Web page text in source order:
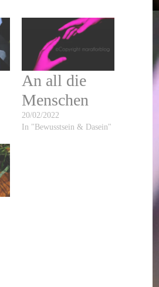
An all die
Menschen
20/02/2022
In "Bewusstsein & Dasein"